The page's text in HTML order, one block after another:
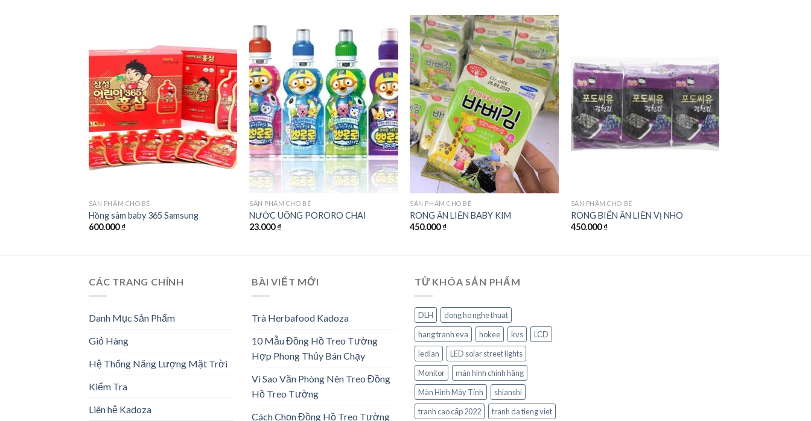
Add to
wishlist
SẢN PHẨM CHO BÉ
Hồng sâm baby 365 Samsung
600.000₫
Add to
wishlist
SẢN PHẨM CHO BÉ
NƯỚC UỐNG PORORO CHAI
23.000₫
Add to
wishlist
SẢN PHẨM CHO BÉ
RONG ĂN LIỀN BABY KIM
450.000₫
Add to
wishlist
SẢN PHẨM CHO BÉ
RONG BIỂN ĂN LIỀN VỊ NHO
450.000₫
CÁC TRANG CHÍNH
Danh Mục Sản Phẩm
Giỏ Hàng
Hệ Thống Năng Lượng Mặt Trời
Kiểm Tra
Liên hệ Kadoza
BÀI VIẾT MỚI
Trà Herbafood Kadoza
10 Mẫu Đồng Hồ Treo Tường
Hợp Phong Thủy Bán Chạy
Vì Sao Văn Phòng Nên Treo Đồng
Hồ Treo Tường
Cách Chọn Đồng Hồ Treo Tường
TỪ KHÓA SẢN PHẨM
DLH
dong ho nghe thuat
hang tranh eva
hokee kvs
LCD
ledian
LED solar street lights
Monitor
màn hình chính hãng
Màn Hình Máy Tính
shianshi
tranh cao cấp 2022
tranh da tieng viet